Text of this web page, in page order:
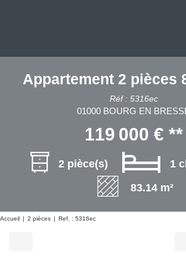
Appartement 2 pièces
Réf : 5316ec
01000 BOURG EN
119 000 € **
2 pièce(s)
1
83.14 m²
Accueil 2 pièces Ref. : 5316ec